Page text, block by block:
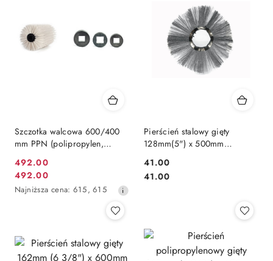
Szczotka walcowa 600/400
mm PPN (polipropylen,
Cena
promocyjna:
492.00
Cena
promocyjna:
492.00
Najniższa
przed
obniżką
Najniższa cena: 615, 615
Pierścień stalowy gięty
128mm(5") x 500mm
szczotka do zamiatarki drut
karbowany
Cena:
41.00
Cena:
41.00